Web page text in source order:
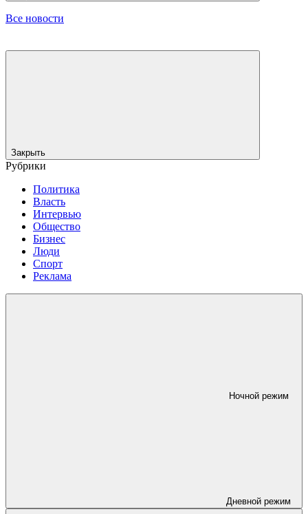
Все новости
Закрыть
Рубрики
Политика
Власть
Интервью
Общество
Бизнес
Люди
Спорт
Реклама
Ночной режим
Дневной режим